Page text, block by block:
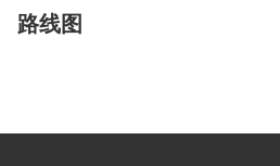
路线图